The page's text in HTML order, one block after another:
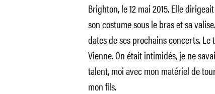
Brighton, le 12 mai 2015. Elle
son costume sous le bras et sa
dates de ses prochains concerts.
Vienne. On était intimidés, je ne
talent, moi avec mon matériel de
mon fils.